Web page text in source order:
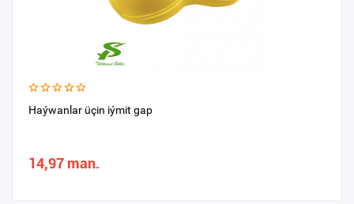
Haýwanlar üçin iýmit gap
14,97 man.